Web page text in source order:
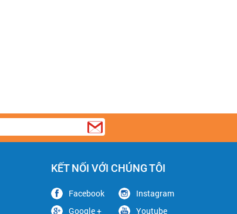
KẾT NỐI VỚI CHÚNG TÔI
Facebook
Instagram
Google +
Youtube